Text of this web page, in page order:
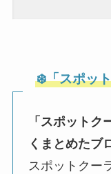
❄️「スポッ
「スポット
くまとめたブ
スポットクー